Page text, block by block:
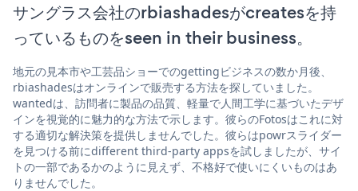
サングラス会社のrbiashadesがcreatesを持
っているものをseen in their business。
地元の見本市や工芸品ショーでのgettingビジネスの数か月後、
rbiashadesはオンラインで販売する方法を探していました。
wantedは、訪問者に製品の品質、軽量で人間工学に基づいたデザ
インを視覚的に魅力的な方法で示します。彼らのFotosはこれに対
する適切な解決策を提供しませんでした。彼らはpowrスライダー
を見つける前にdifferent third-party appsを試しましたが、サイ
トの一部であるかのように見えず、不格好で使いにくいものはあ
りませんでした。